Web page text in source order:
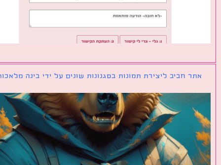
חביב ליצירת תמונות בסגנונות שונים על ידי בינה מלאכותית